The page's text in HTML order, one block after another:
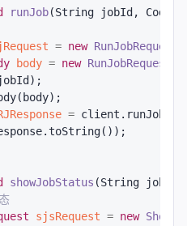
runJob(String jobId,
= new RunJobRequest
body = new
=
showJobStatus (String jobId,
sjsRequest = new